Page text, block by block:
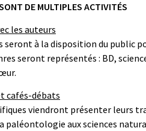
DE MULTIPLES ACTIVITÉS
les auteurs
seront à la disposition du public
seront représentés : BD,
cafés-débats
viendront présenter leurs
paléontologie aux sciences